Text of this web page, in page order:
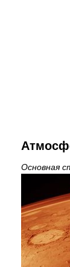
Основная